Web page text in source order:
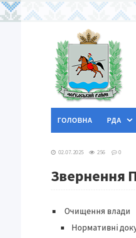
ГОЛОВНА РДА
02.07.2025 256 0
Звернення
Очищення влади
Нормативні